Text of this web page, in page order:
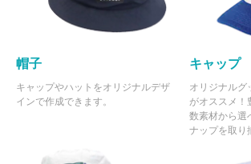
帽子
キャップやハットをオリジナルデザ
インで作成できます。
キャップ
オリジナルグ
がオススメ！
数素材から選
ナップを取り